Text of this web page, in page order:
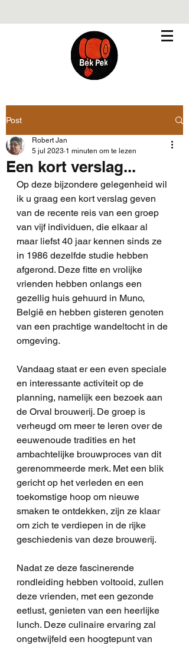
Post
Een kort verslag...
Robert Jan
5 jul 2023 1 minuten om te lezen
Op deze bijzondere gelegenheid wil
ik u graag een kort verslag geven
van de recente reis van een groep
van vijf individuen, die elkaar al
maar liefst 40 jaar kennen sinds ze
in 1986 dezelfde studie hebben
afgerond. Deze fitte en vrolijke
vrienden hebben onlangs een
gezellig huis gehuurd in Muno,
België en hebben gisteren genoten
van een prachtige wandeltocht in de
omgeving.
Vandaag staat er een even speciale
en interessante activiteit op de
planning, namelijk een bezoek aan
de Orval brouwerij. De groep is
verheugd om meer te leren over de
eeuwenoude tradities en het
ambachtelijke brouwproces van dit
gerenommeerde merk. Met een blik
gericht op het verleden en een
toekomstige hoop om nieuwe
smaken te ontdekken, zijn ze klaar
om zich te verdiepen in de rijke
geschiedenis van deze brouwerij.
Nadat ze deze fascinerende
rondleiding hebben voltooid, zullen
deze vrienden, met een gezonde
eetlust, genieten van een heerlijke
lunch. Deze culinaire ervaring zal
ongetwijfeld een hoogtepunt van